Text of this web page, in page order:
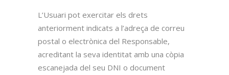
L’Usuari pot exercitar els drets
anteriorment indicats a l’adreça de correu
postal o electrònica del Responsable,
acreditant la seva identitat amb una còpia
escanejada del seu DNI o document